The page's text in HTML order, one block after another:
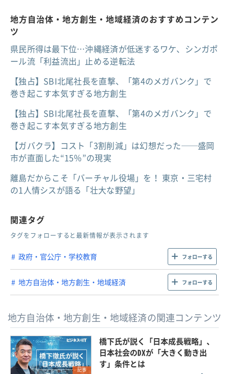
地方自治体・地方創生・地域経済のおすすめコンテン
ツ
県民所得は最下位…沖縄経済が低迷するワケ、シンガポ
ール流「利益流出」止める逆転法
【独占】SBI北尾社長を直撃、「第4のメガバンク」で
巻き起こす本気すぎる地方創生
【独占】SBI北尾社長を直撃、「第4のメガバンク」で
巻き起こす本気すぎる地方創生
【ガバクラ】コスト「3割削減」は幻想だった──盛岡
市が直面した“15％”の現実
離島だからこそ「バーチャル役場」を！ 東京・三宅村
の1人情シスが語る「壮大な野望」
関連タグ
タグをフォローすると最新情報が表示されます
政府・官公庁・学校教育 フォローする
地方自治体・地方創生・地域経済 フォローする
地方自治体・地方創生・地域経済の関連コンテンツ
記事
橋下氏が説く「日本成長戦略」、
日本社会のDXが「大きく動き出
す」条件とは